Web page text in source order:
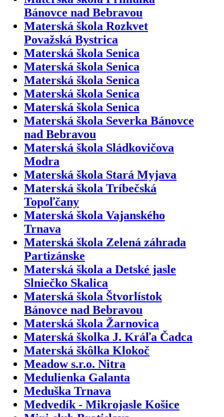
Bánovce nad Bebravou
Materská škola Rozkvet
Považská Bystrica
Materská škola Senica
Materská škola Senica
Materská škola Senica
Materská škola Senica
Materská škola Senica
Materská škola Severka Bánovce
nad Bebravou
Materská škola Sládkovičova
Modra
Materská škola Stará Myjava
Materská škola Tríbečská
Topoľčany
Materská škola Vajanského
Trnava
Materská škola Zelená záhrada
Partizánske
Materská škola a Detské jasle
Slniečko Skalica
Materská škola Štvorlístok
Bánovce nad Bebravou
Materská škola Žarnovica
Materská školka J. Kráľa Čadca
Materská škôlka Klokoč
Meadow s.r.o. Nitra
Medulienka Galanta
Meduška Trnava
Medvedík - Mikrojasle Košice